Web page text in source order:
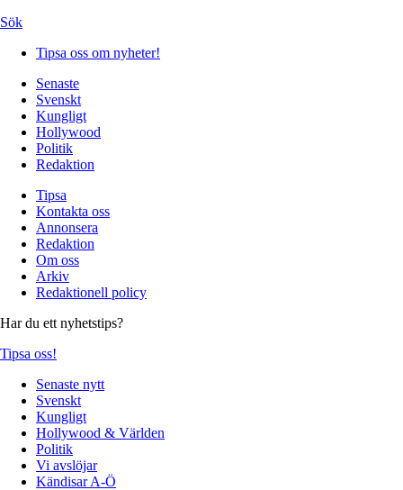
Sök
Tipsa oss om nyheter!
Senaste
Svenskt
Kungligt
Hollywood
Politik
Redaktion
Tipsa
Kontakta oss
Annonsera
Redaktion
Om oss
Arkiv
Redaktionell policy
Har du ett nyhetstips?
Tipsa oss!
Senaste nytt
Svenskt
Kungligt
Hollywood & Världen
Politik
Vi avslöjar
Kändisar A-Ö